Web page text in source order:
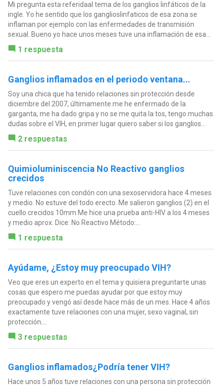
Mi pregunta esta referidaal tema de los ganglios linfáticos de la
ingle. Yo he sentido que los ganglioslinfaticos de esa zona se
inflaman por ejemplo con las enfermedades de transmisión
sexual. Bueno yo hace unos meses tuve una inflamación de esa...
1 respuesta
Ganglios inflamados en el periodo ventana...
Soy una chica que ha tenido relaciones sin protección desde
diciembre del 2007, últimamente me he enfermado de la
garganta, me ha dado gripa y no se me quita la tos, tengo muchas
dudas sobre el VIH, en primer lugar quiero saber si los ganglios...
2 respuestas
Quimioluminiscencia No Reactivo ganglios
crecidos
Tuve relaciones con condón con una sexoservidora hace 4 meses
y medio. No estuve del todo erecto. Me salieron ganglios (2) en el
cuello crecidos 10mm Me hice una prueba anti-HIV a los 4 meses
y medio aprox. Dice: No Reactivo Método:...
1 respuesta
Ayúdame, ¿Estoy muy preocupado VIH?
Veo que eres un experto en el tema y quisiera preguntarte unas
cosas que espero me puedas ayudar por que estoy muy
preocupado y vengó así desde hace más de un mes. Hace 4 años
exactamente tuve relaciones con una mujer, sexo vaginal, sin
protección....
3 respuestas
Ganglios inflamados¿Podría tener VIH?
Hace unos 5 años tuve relaciones con una persona sin protección